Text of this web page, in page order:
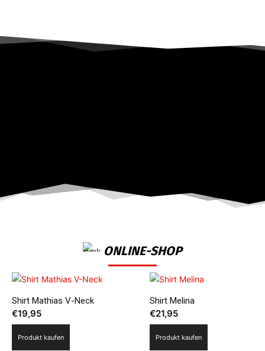
ONLINE-SHOP
Shirt Mathias V-Neck
€19,95
Produkt kaufen
Shirt Melina
€21,95
Produkt kaufen